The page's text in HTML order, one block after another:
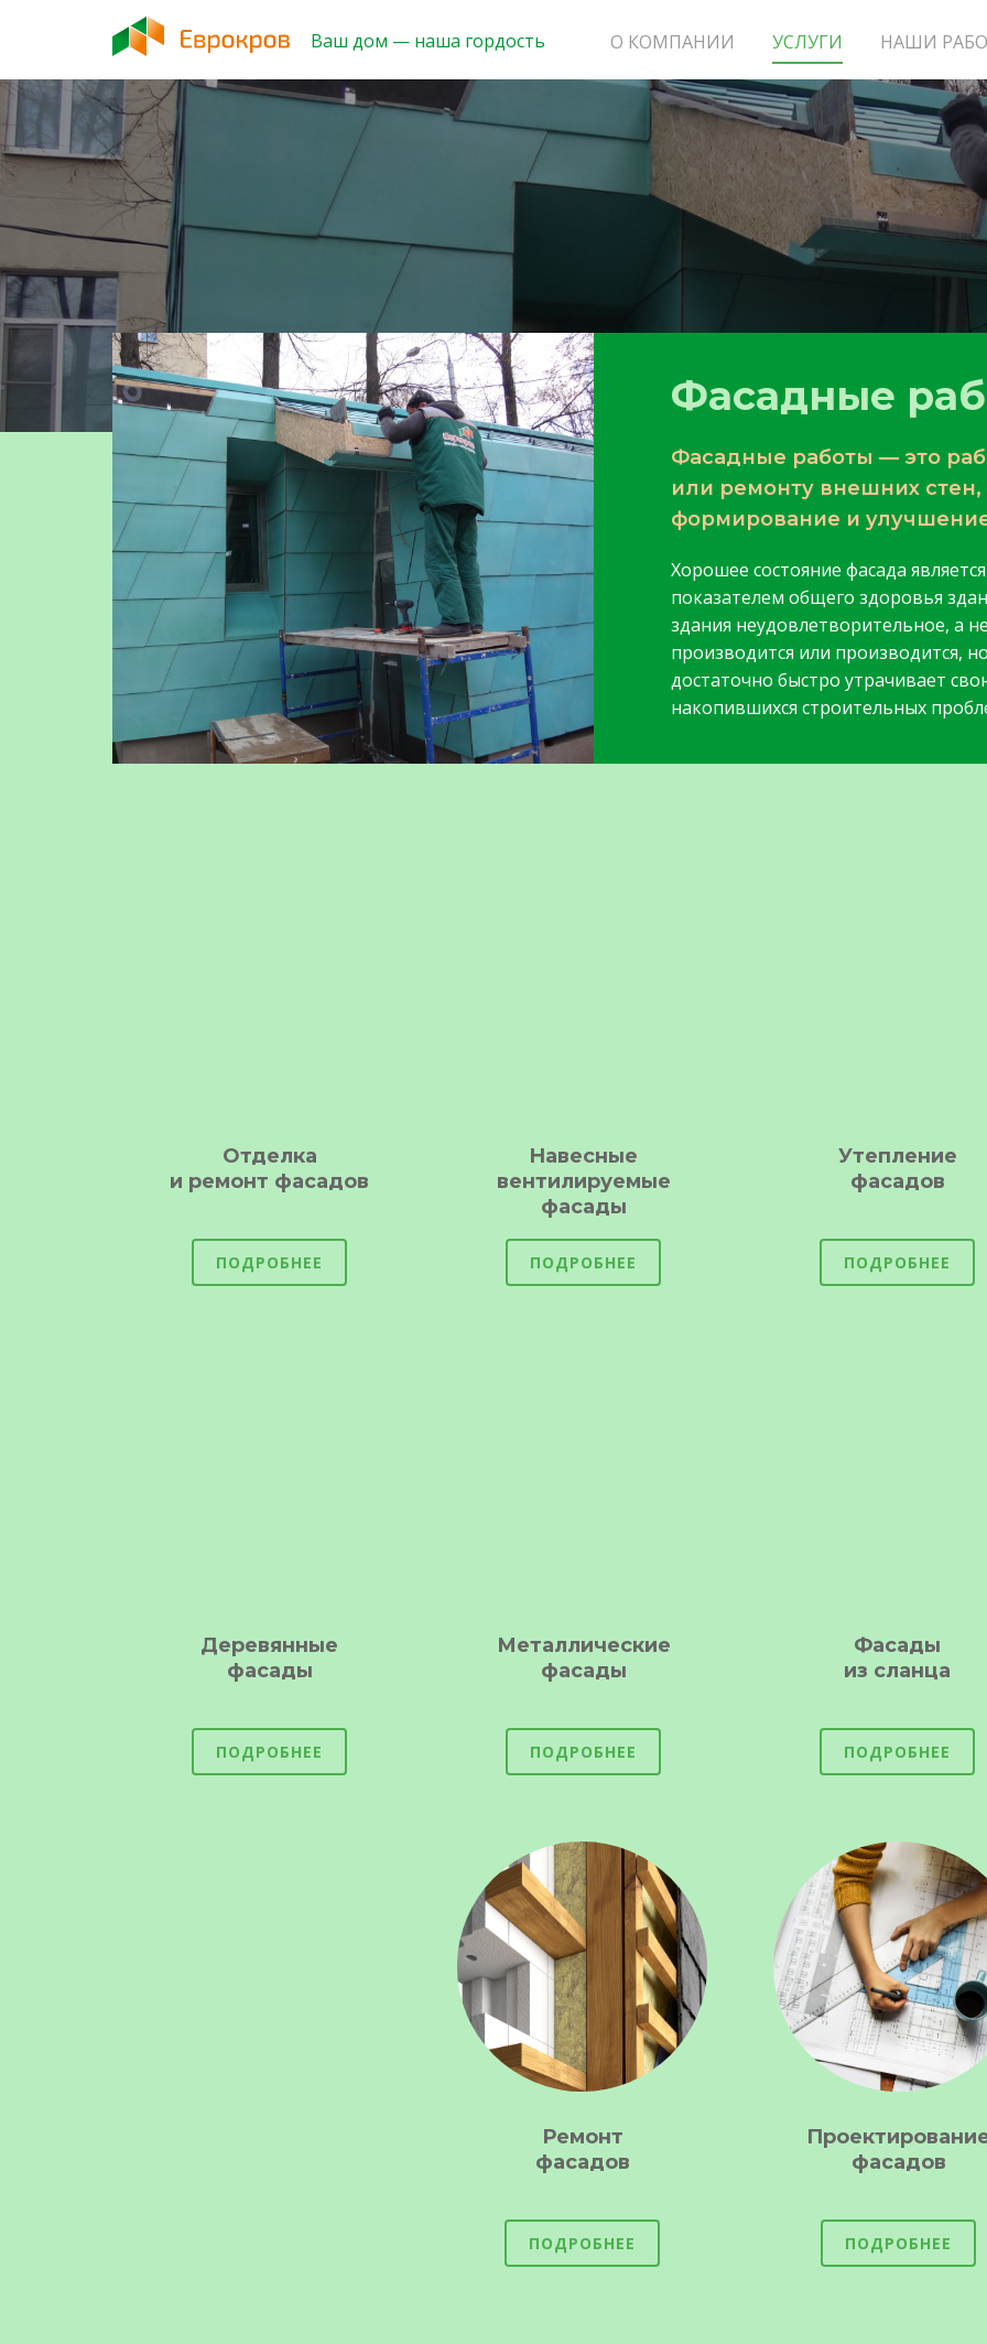
О КОМПАНИИ УСЛУГИ НАШИ
Ваш дом — наша гордость
Фасадные
Фасадные работы — это
или ремонту внешних
формирование и
Хорошее состояние фасада
показателем общего здоровья
здания неудовлетворительное, а
производится или производится,
достаточно быстро утрачивает
накопившихся строительных
Отделка
и ремонт фасадов
ПОДРОБНЕЕ
Навесные
вентилируемые
фасады
ПОДРОБНЕЕ
Утепление
фасадов
ПОДРОБНЕЕ
Деревянные
фасады
ПОДРОБНЕЕ
Металлические
фасады
ПОДРОБНЕЕ
Фасады
из сланца
ПОДРОБНЕЕ
Ремонт
фасадов
ПОДРОБНЕЕ
фасадов
ПОДРОБНЕЕ